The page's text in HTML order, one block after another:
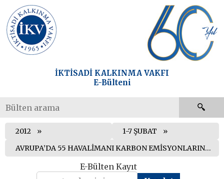
İKTİSADİ KALKINMA VAKFI
E-Bülteni
2012
1-7 ŞUBAT
AVRUPA’DA 55 HAVALİMANI KARBON EMİSYONLARINI AZALTMAYI AMAÇLAYAN PROGRAMA KATILDI
E-Bülten Kayıt